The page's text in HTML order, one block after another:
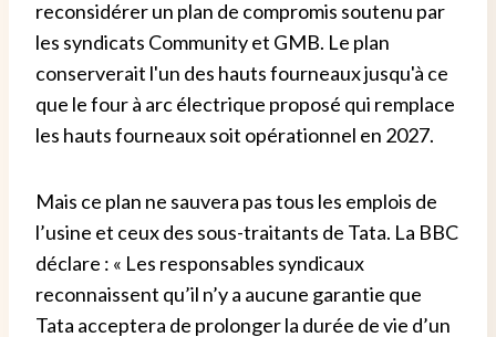
reconsidérer un plan de compromis soutenu par
les syndicats Community et GMB. Le plan
conserverait l'un des hauts fourneaux jusqu'à ce
que le four à arc électrique proposé qui remplace
les hauts fourneaux soit opérationnel en 2027.
Mais ce plan ne sauvera pas tous les emplois de
l’usine et ceux des sous-traitants de Tata. La BBC
déclare : « Les responsables syndicaux
reconnaissent qu’il n’y a aucune garantie que
Tata acceptera de prolonger la durée de vie d’un